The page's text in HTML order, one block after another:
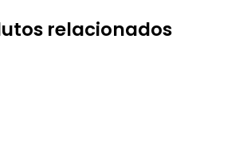
relacionados